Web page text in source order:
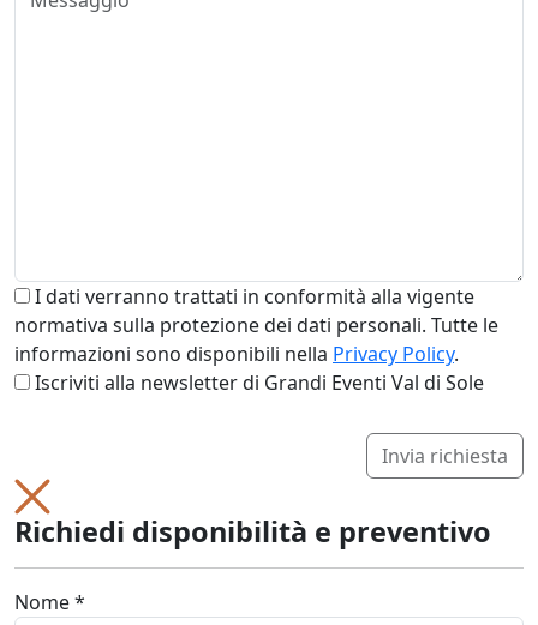
I dati verranno trattati in conformità alla vigente
normativa sulla protezione dei dati personali. Tutte le
informazioni sono disponibili nella Privacy Policy.
Iscriviti alla newsletter di Grandi Eventi Val di Sole
Invia richiesta
Richiedi disponibilità e preventivo
Nome *